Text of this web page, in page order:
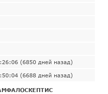
(6850 дней назад)
(6688 дней назад)